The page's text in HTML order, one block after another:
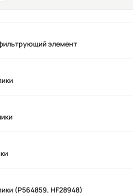
элемент
(P564859, HF28948)